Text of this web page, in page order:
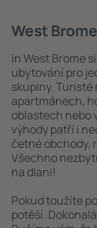
West
in West Brome
ubytování pro
skupiny.
apartmánech,
oblastech nebo
výhody patří i
četné obchody,
Všechno
na dlani!
Pokud toužíte
potěší.